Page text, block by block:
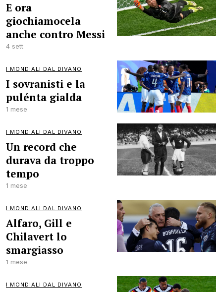
E ora
giochiamocela
anche contro Messi
4 sett
I MONDIALI DAL DIVANO
I sovranisti e la
pulénta gialda
1 mese
I MONDIALI DAL DIVANO
Un record che
durava da troppo
tempo
1 mese
I MONDIALI DAL DIVANO
Alfaro, Gill e
Chilavert lo
smargiasso
1 mese
I MONDIALI DAL DIVANO